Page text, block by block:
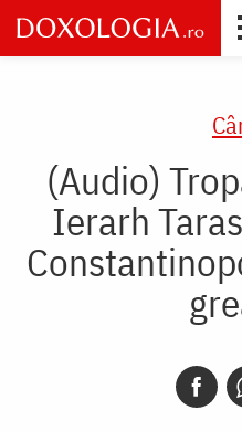
Skip
to
main
(Audio)
Ierarh